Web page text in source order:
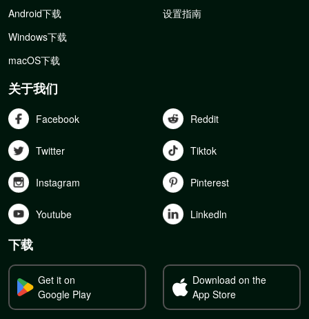
Android下载
Windows下载
macOS下载
设置指南
关于我们
Facebook Reddit
Twitter Tiktok
Instagram Pinterest
Youtube Linkedln
下载
Get it on
Google Play
Download on the
App Store